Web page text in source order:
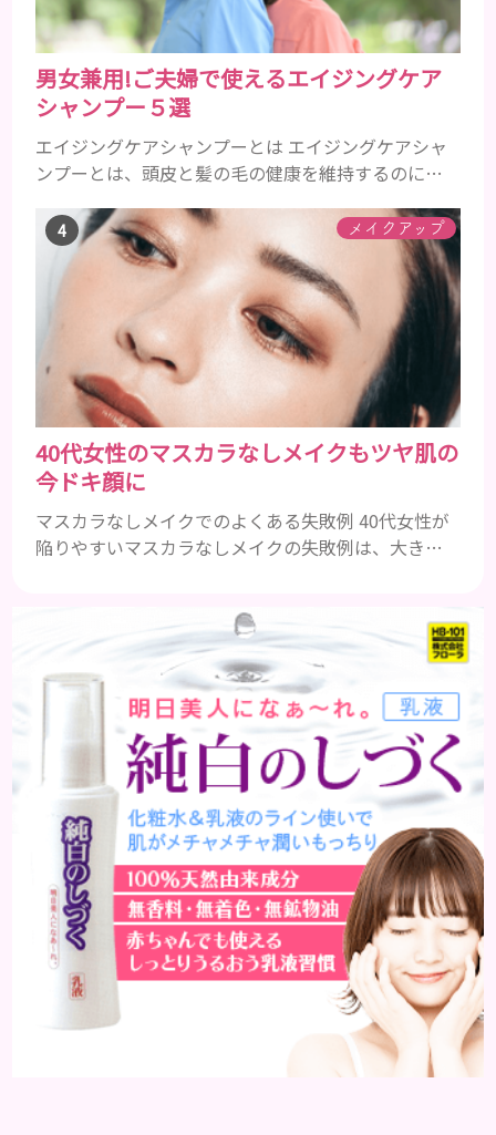
男女兼用!ご夫婦で使えるエイジングケア
シャンプー５選
エイジングケアシャンプーとは エイジングケアシャ
ンプーとは、頭皮と髪の毛の健康を維持するのに必
シャンプーのことです。 加齢とともに気になるの
は、髪のボリュームやハリやコシ、ツヤなどがなく
なってくることや、抜け毛や薄毛、白髪など様々で
す。 自分の改善したい症状に効果的なエイジングケ
アシャンプーを使うことが大事です。 一般的に頭皮
環境をよくするには、アミノ...
メイクアップ
40代女性のマスカラなしメイクもツヤ肌の
今ドキ顔に
マスカラなしメイクでのよくある失敗例 40代女性が
陥りやすいマスカラなしメイクの失敗例は、大きく
りがち ③ファンデーションの粗が目立ち、老けて見
える ①アイメイクにメリハリがなくぼやけて見える
いつものメイクにただマスカラを除いただけでは、
メリハリがなく腑抜けた印象になり、目元が引き締ま
らず、ぼやけて見...